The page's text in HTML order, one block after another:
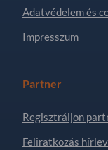
Adatvédelem és
Impresszum
Partner
Regisztráljon
Feliratkozás